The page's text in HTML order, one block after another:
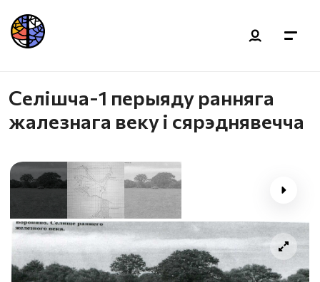
Селішча-1 перыяду ранняга
жалезнага веку і сярэднявечча